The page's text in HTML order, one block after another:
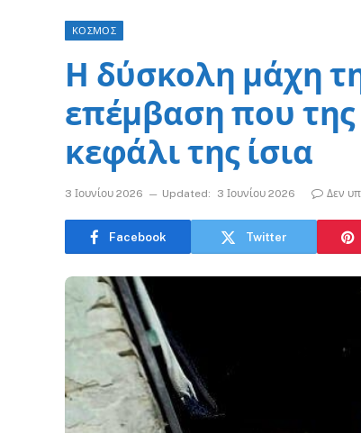
ΚΟΣΜΟΣ
Η δύσκολη μάχη
επέμβαση που της
κεφάλι της ίσια
3 Ιουνίου 2026 Updated: 3 Ιουνίου 2026 Δεν
Facebook Twitter